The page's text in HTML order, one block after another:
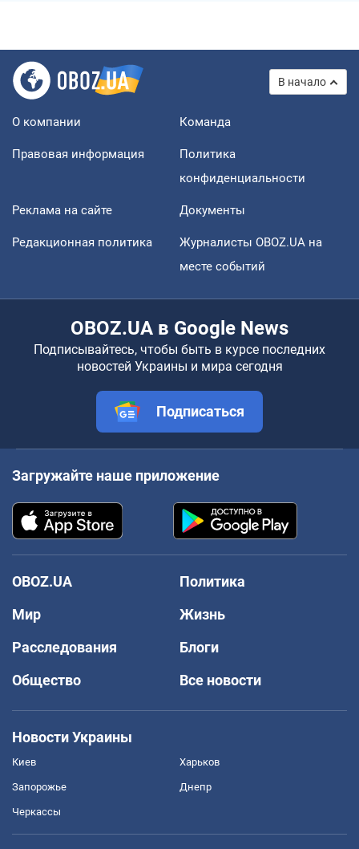
В начало
О компании Команда
Правовая информация
Политика
конфиденциальности
Реклама на сайте Документы
Редакционная политика
Журналисты OBOZ.UA на
месте событий
OBOZ.UA в Google News
Подписывайтесь, чтобы быть в курсе последних
новостей Украины и мира сегодня
Подписаться
Загружайте наше приложение
OBOZ.UA
Политика
Мир
Жизнь
Расследования
Блоги
Общество
Все новости
Новости Украины
Киев Харьков
Запорожье Днепр
Черкассы